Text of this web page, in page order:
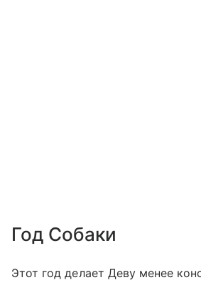
Год Собаки
Этот год делает Деву менее